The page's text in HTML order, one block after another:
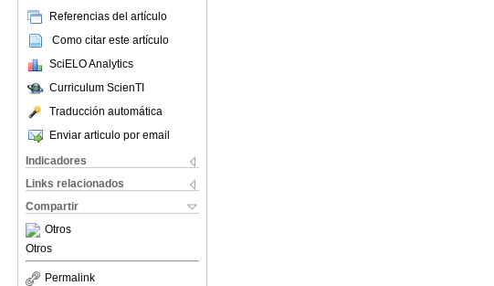
Referencias del artículo
Como citar este artículo
SciELO Analytics
Curriculum ScienTI
Traducción automática
Enviar articulo por email
Indicadores
Links relacionados
Compartir
Otros
Otros
Permalink